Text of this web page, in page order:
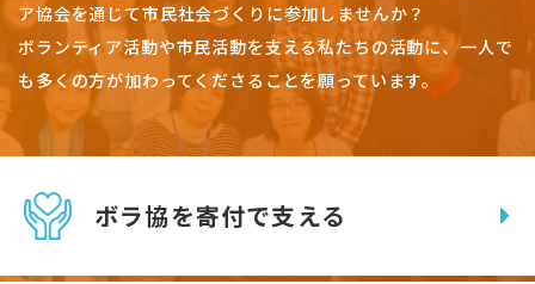
ア協会を通じて市民社会づくりに参加しませんか？
ボランティア活動や市民活動を支える私たちの活動に、一人で
も多くの方が加わってくださることを願っています。
ボラ協を寄付で支える